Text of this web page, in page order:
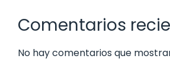
Comentarios
No hay comentarios que